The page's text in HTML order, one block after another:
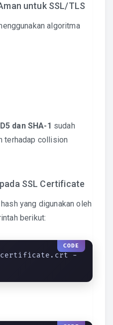
untuk SSL/TLS
algoritma
dan SHA-1 sudah
terhadap collision
SSL Certificate
yang digunakan oleh
berikut:
certificate.crt -